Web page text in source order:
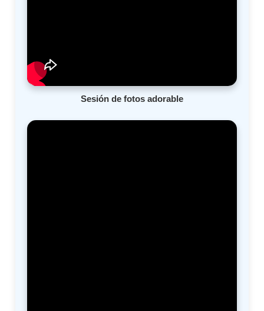
Sesión de fotos adorable